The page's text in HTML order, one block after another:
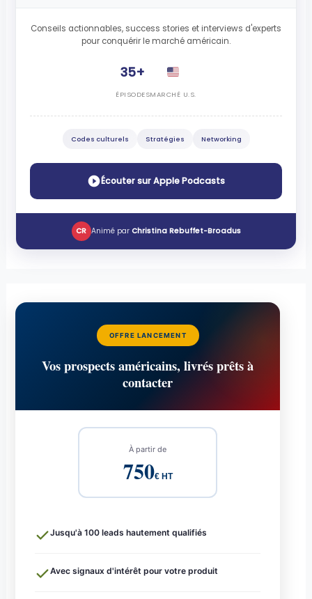
Conseils actionnables, success stories et interviews d'experts
pour conquérir le marché américain.
35+
ÉPISODESMARCHÉ U.S.
Codes culturels Stratégies Networking
Écouter sur Apple Podcasts
CR Animé par Christina Rebuffet-Broadus
OFFRE LANCEMENT
Vos prospects américains, livrés prêts à
contacter
À partir de
750€ HT
Jusqu'à 100 leads hautement qualifiés
Avec signaux d'intérêt pour votre produit